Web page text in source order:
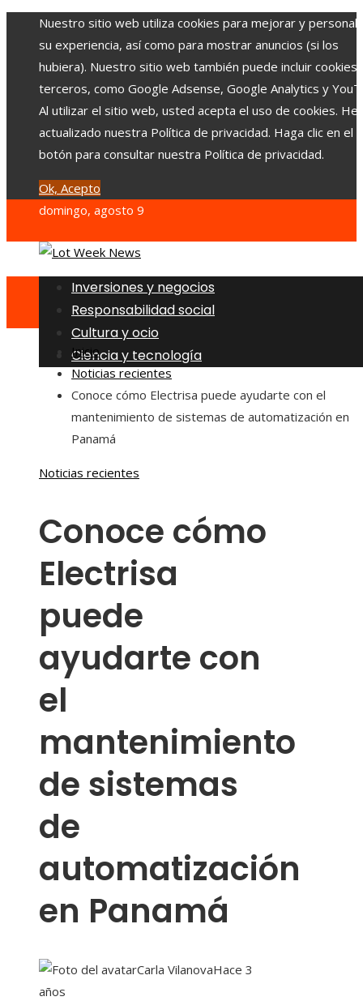
Nuestro sitio web utiliza cookies para mejorar y
su experiencia, así como para mostrar anuncios (si los
hubiera). Nuestro sitio web también puede incluir cookies
terceros, como Google Adsense, Google Analytics y
Al utilizar el sitio web, usted acepta el uso de cookies.
actualizado nuestra Política de privacidad. Haga clic en el
botón para consultar nuestra Política de privacidad.
Ok, Acepto
domingo, agosto 9
Inversiones y negocios
Responsabilidad social
Cultura y ocio
Ciencia y tecnología
Inicio
Noticias recientes
Conoce cómo Electrisa puede ayudarte con el
mantenimiento de sistemas de automatización en
Panamá
Noticias recientes
Conoce cómo
Electrisa
puede
ayudarte con
el
mantenimiento
de sistemas
de
automatización
en Panamá
Carla VilanovaHace 3
años